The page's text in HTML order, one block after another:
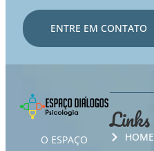
ENTRE EM CONTATO
O ESPAÇO
Links
HOME